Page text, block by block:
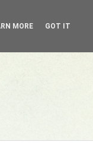
MORE GOT IT